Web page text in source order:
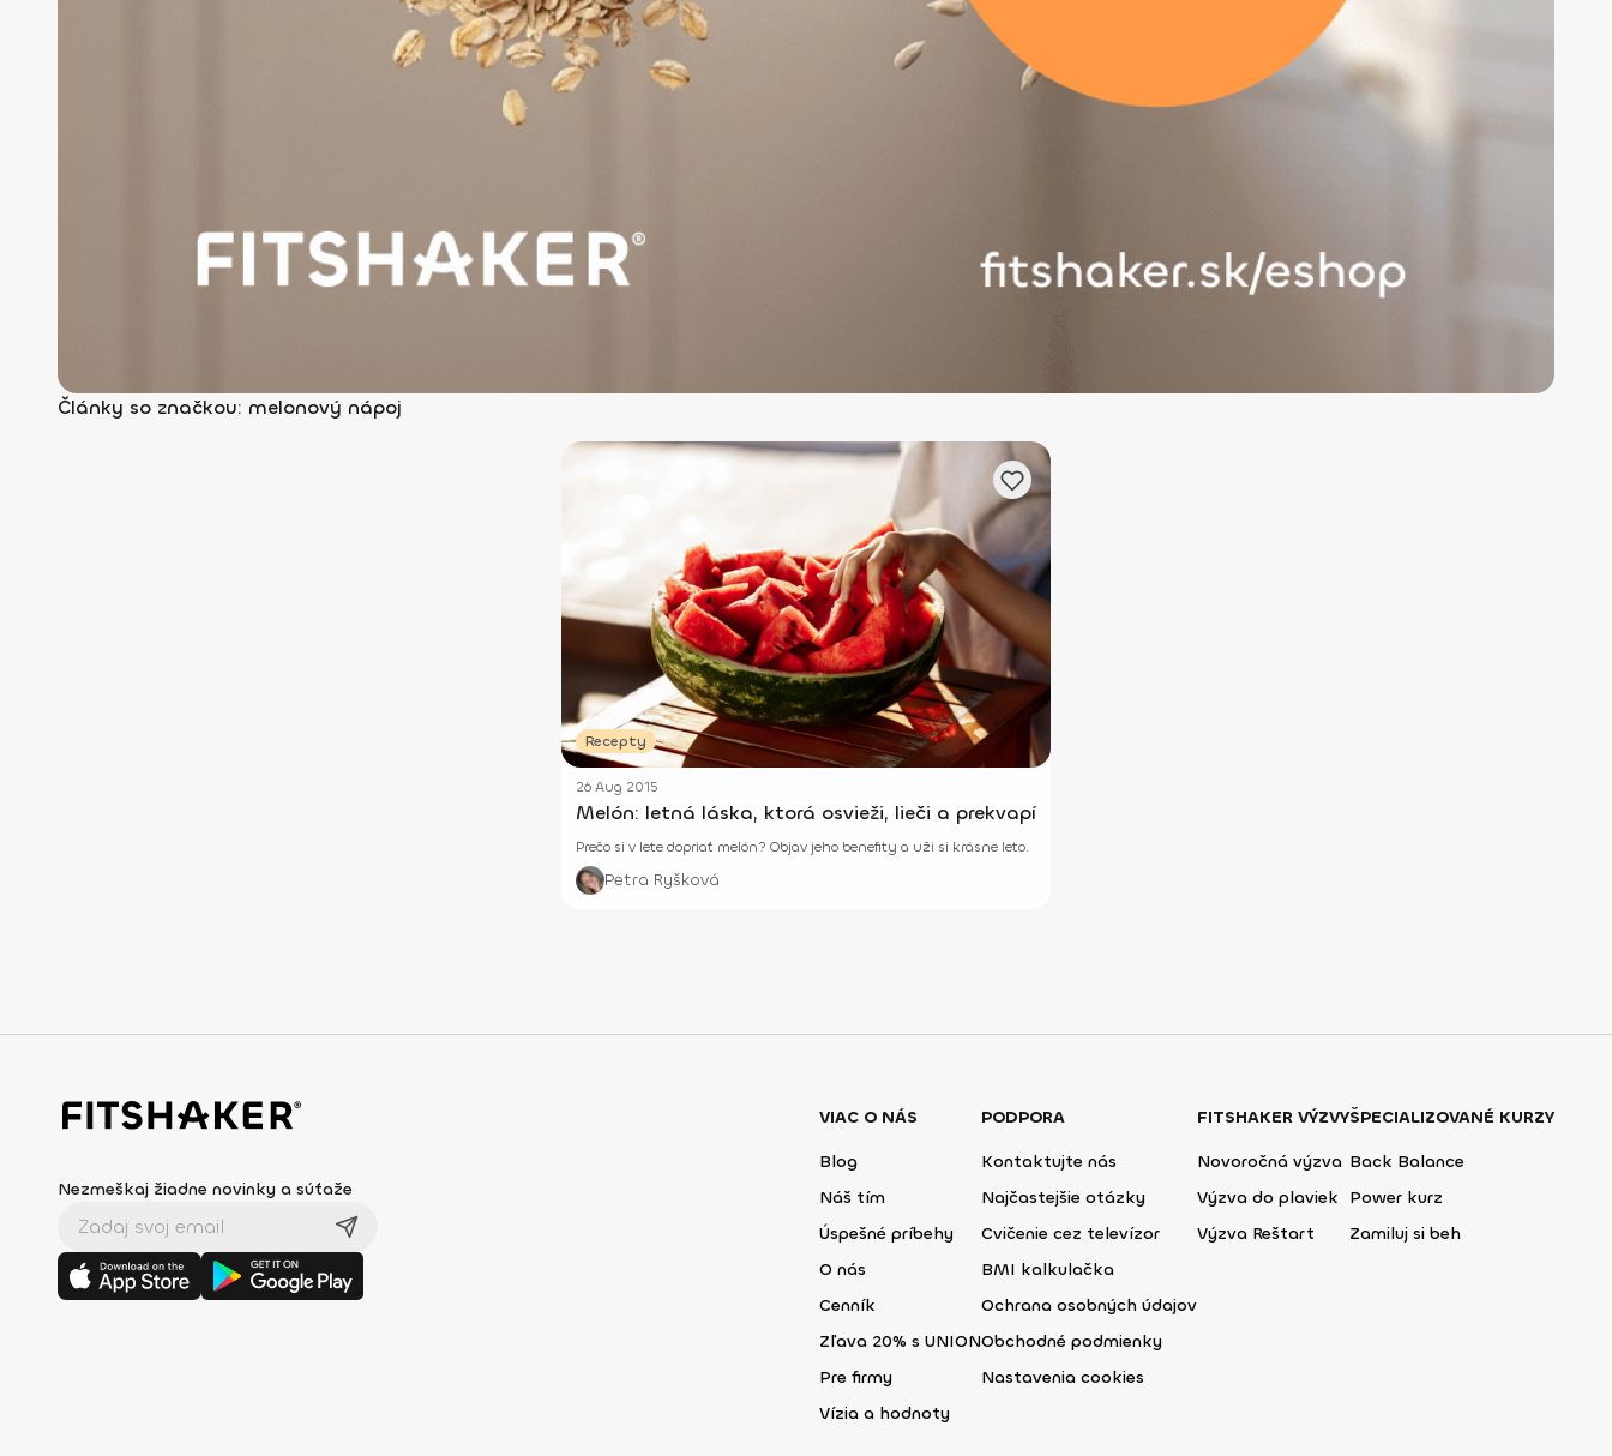
Články so značkou: melonový nápoj
Recepty
26 Aug 2015
Melón: letná láska, ktorá osvieži, lieči a prekvapí
Prečo si v lete dopriať melón? Objav jeho benefity a uži si krásne leto.
Petra Ryšková
Nezmeškaj žiadne novinky a súťaže
VIAC O NÁS
Blog
Náš tím
Úspešné príbehy
O nás
Cenník
Zľava 20% s UNION
Pre firmy
Vízia a hodnoty
PODPORA
Kontaktujte nás
Najčastejšie otázky
Cvičenie cez televízor
BMI kalkulačka
Ochrana osobných údajov
Obchodné podmienky
Nastavenia cookies
FITSHAKER VÝZVY
Novoročná výzva
Výzva do plaviek
Výzva Reštart
ŠPECIALIZOVANÉ KURZY
Back Balance
Power kurz
Zamiluj si beh